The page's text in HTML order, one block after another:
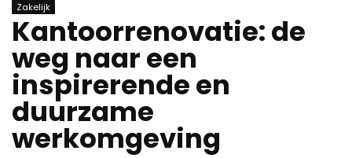
Zakelijk
Kantoorrenovatie: de
weg naar een
inspirerende en
duurzame
werkomgeving